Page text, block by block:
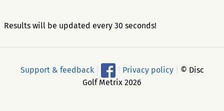
Results will be updated every 30 seconds!
Support & feedback Privacy policy
© Disc
Golf Metrix 2026